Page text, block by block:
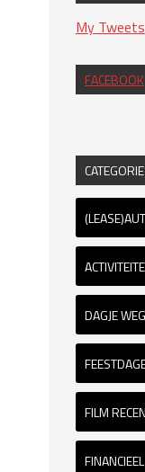
My Tweets
FACEBOOK
DAGJE WEG
FILM
FINANCIEEL